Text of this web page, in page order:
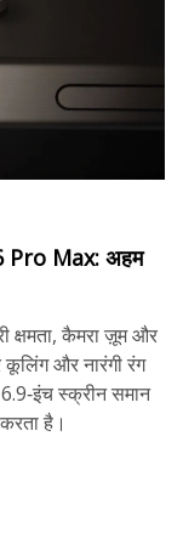
Pro Max: अहम
क्षमता, कैमरा ज़ूम और
कूलिंग और नारंगी रंग
स्क्रीन समान
है।